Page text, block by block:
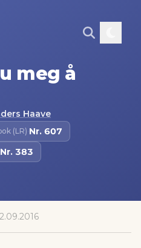
meg å
Haave
(LR)·Nr. 607
Nr. 383